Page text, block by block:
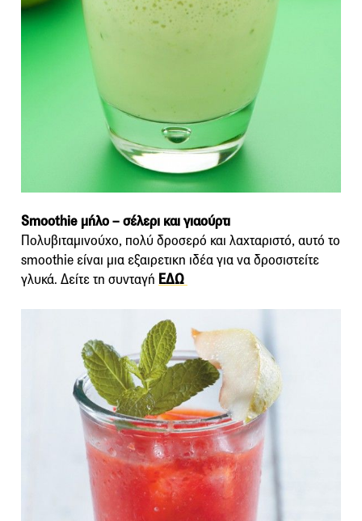
Smoothie μήλο – σέλερι και γιαούρτι
Πολυβιταμινούχο, πολύ δροσερό και λαχταριστό, αυτό το
smoothie είναι μια εξαιρετικη ιδέα για να δροσιστείτε
γλυκά. Δείτε τη συνταγή ΕΔΩ